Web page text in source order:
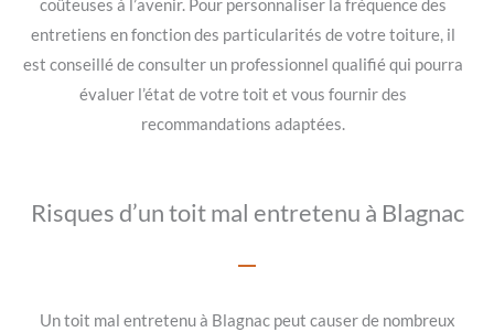
coûteuses à l’avenir. Pour personnaliser la fréquence des
entretiens en fonction des particularités de votre toiture, il
est conseillé de consulter un professionnel qualifié qui pourra
évaluer l’état de votre toit et vous fournir des
recommandations adaptées.
Risques d’un toit mal entretenu à Blagnac
Un toit mal entretenu à Blagnac peut causer de nombreux